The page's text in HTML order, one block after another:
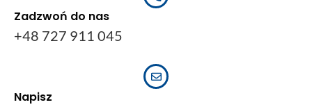
Zadzwoń do nas
+48 727 911 045
Napisz